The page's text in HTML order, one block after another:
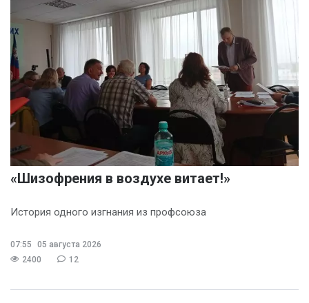
«Шизофрения в воздухе витает!»
История одного изгнания из профсоюза
07:55
05 августа 2026
2400
12